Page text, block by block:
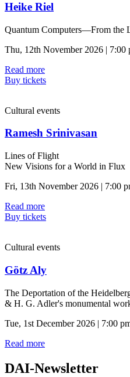
Heike Riel
Quantum Computers—From the
Thu, 12th November 2026 | 7:00
Read more
Buy tickets
Cultural events
Ramesh Srinivasan
Lines of Flight
New Visions for a World in Flux
Fri, 13th November 2026 | 7:00
Read more
Buy tickets
Cultural events
Götz Aly
The Deportation of the
& H. G. Adler's monumental
Tue, 1st December 2026 | 7:00
Read more
DAI-Newsletter